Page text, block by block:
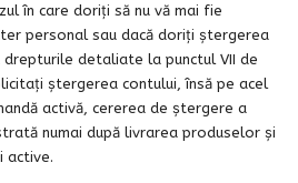
în care doriți să nu vă mai fie
personal sau dacă doriți ștergerea
detaliate la punctul VII de
ştergerea contului, însă pe acel
activă, cererea de ştergere a
numai după livrarea produselor şi
active.